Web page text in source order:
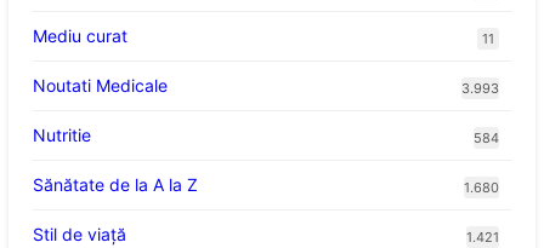
Mediu curat 11
Noutati Medicale 3.993
Nutritie 584
Sănătate de la A la Z 1.680
Stil de viaţă 1.421